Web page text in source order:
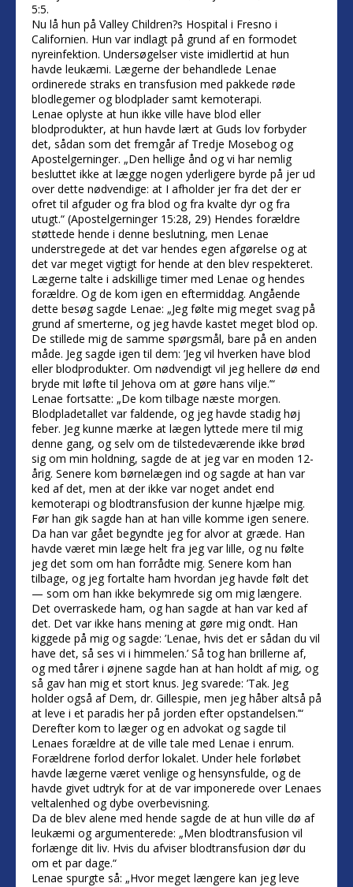
5:5.
Nu lå hun på Valley Children?s Hospital i Fresno i
Californien. Hun var indlagt på grund af en formodet
nyreinfektion. Undersøgelser viste imidlertid at hun
havde leukæmi. Lægerne der behandlede Lenae
ordinerede straks en transfusion med pakkede røde
blodlegemer og blodplader samt kemoterapi.
Lenae oplyste at hun ikke ville have blod eller
blodprodukter, at hun havde lært at Guds lov forbyder
det, sådan som det fremgår af Tredje Mosebog og
Apostelgerninger. „Den hellige ånd og vi har nemlig
besluttet ikke at lægge nogen yderligere byrde på jer ud
over dette nødvendige: at I afholder jer fra det der er
ofret til afguder og fra blod og fra kvalte dyr og fra
utugt.“ (Apostelgerninger 15:28, 29) Hendes forældre
støttede hende i denne beslutning, men Lenae
understregede at det var hendes egen afgørelse og at
det var meget vigtigt for hende at den blev respekteret.
Lægerne talte i adskillige timer med Lenae og hendes
forældre. Og de kom igen en eftermiddag. Angående
dette besøg sagde Lenae: „Jeg følte mig meget svag på
grund af smerterne, og jeg havde kastet meget blod op.
De stillede mig de samme spørgsmål, bare på en anden
måde. Jeg sagde igen til dem: ’Jeg vil hverken have blod
eller blodprodukter. Om nødvendigt vil jeg hellere dø end
bryde mit løfte til Jehova om at gøre hans vilje.’“
Lenae fortsatte: „De kom tilbage næste morgen.
Blodpladetallet var faldende, og jeg havde stadig høj
feber. Jeg kunne mærke at lægen lyttede mere til mig
denne gang, og selv om de tilstedeværende ikke brød
sig om min holdning, sagde de at jeg var en moden 12-
årig. Senere kom børnelægen ind og sagde at han var
ked af det, men at der ikke var noget andet end
kemoterapi og blodtransfusion der kunne hjælpe mig.
Før han gik sagde han at han ville komme igen senere.
Da han var gået begyndte jeg for alvor at græde. Han
havde været min læge helt fra jeg var lille, og nu følte
jeg det som om han forrådte mig. Senere kom han
tilbage, og jeg fortalte ham hvordan jeg havde følt det
— som om han ikke bekymrede sig om mig længere.
Det overraskede ham, og han sagde at han var ked af
det. Det var ikke hans mening at gøre mig ondt. Han
kiggede på mig og sagde: ’Lenae, hvis det er sådan du vil
have det, så ses vi i himmelen.’ Så tog han brillerne af,
og med tårer i øjnene sagde han at han holdt af mig, og
så gav han mig et stort knus. Jeg svarede: ’Tak. Jeg
holder også af Dem, dr. Gillespie, men jeg håber altså på
at leve i et paradis her på jorden efter opstandelsen.’“
Derefter kom to læger og en advokat og sagde til
Lenaes forældre at de ville tale med Lenae i enrum.
Forældrene forlod derfor lokalet. Under hele forløbet
havde lægerne været venlige og hensynsfulde, og de
havde givet udtryk for at de var imponerede over Lenaes
veltalenhed og dybe overbevisning.
Da de blev alene med hende sagde de at hun ville dø af
leukæmi og argumenterede: „Men blodtransfusion vil
forlænge dit liv. Hvis du afviser blodtransfusion dør du
om et par dage.“
Lenae spurgte så: „Hvor meget længere kan jeg leve